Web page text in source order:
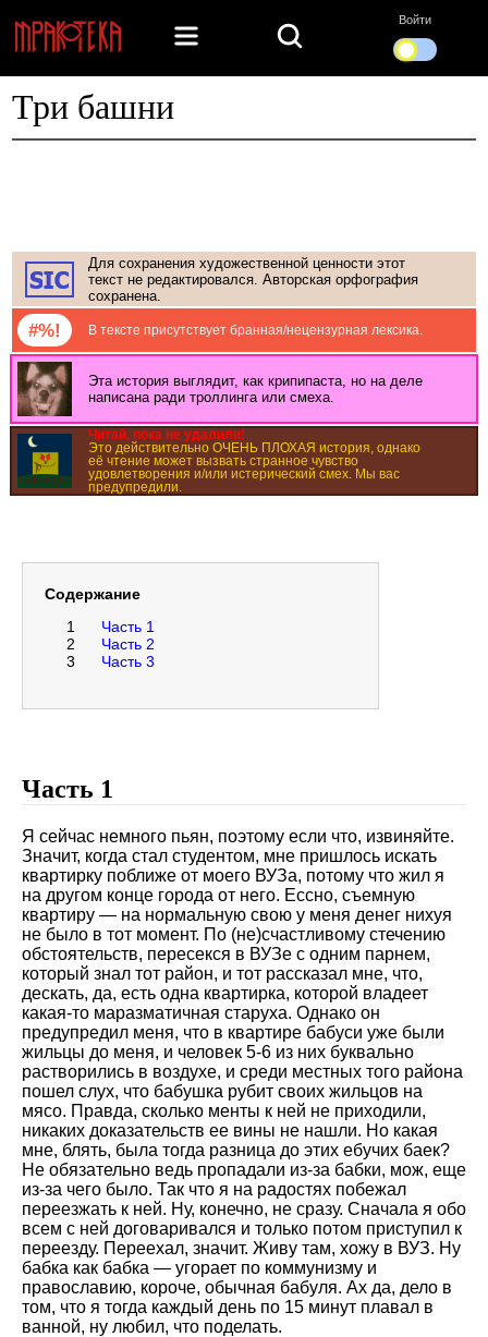
Войти
Три башни
Для сохранения художественной ценности этот
текст не редактировался. Авторская орфография
сохранена.
#%! В тексте присутствует бранная/нецензурная лексика.
Эта история выглядит, как крипипаста, но на деле
написана ради троллинга или смеха.
Читай, пока не удалили!
Это действительно ОЧЕНЬ ПЛОХАЯ история, однако
её чтение может вызвать странное чувство
удовлетворения и/или истерический смех. Мы вас
предупредили.
Содержание
1
Часть 1
2
Часть 2
3
Часть 3
Часть 1
Я сейчас немного пьян, поэтому если что, извиняйте.
Значит, когда стал студентом, мне пришлось искать
квартирку поближе от моего ВУЗа, потому что жил я
на другом конце города от него. Ессно, съемную
квартиру — на нормальную свою у меня денег нихуя
не было в тот момент. По (не)счастливому стечению
обстоятельств, пересекся в ВУЗе с одним парнем,
который знал тот район, и тот рассказал мне, что,
дескать, да, есть одна квартирка, которой владеет
какая-то маразматичная старуха. Однако он
предупредил меня, что в квартире бабуси уже были
жильцы до меня, и человек 5-6 из них буквально
растворились в воздухе, и среди местных того района
пошел слух, что бабушка рубит своих жильцов на
мясо. Правда, сколько менты к ней не приходили,
никаких доказательств ее вины не нашли. Но какая
мне, блять, была тогда разница до этих ебучих баек?
Не обязательно ведь пропадали из-за бабки, мож, еще
из-за чего было. Так что я на радостях побежал
переезжать к ней. Ну, конечно, не сразу. Сначала я обо
всем с ней договаривался и только потом приступил к
переезду. Переехал, значит. Живу там, хожу в ВУЗ. Ну
бабка как бабка — угорает по коммунизму и
православию, короче, обычная бабуля. Ах да, дело в
том, что я тогда каждый день по 15 минут плавал в
ванной, ну любил, что поделать.